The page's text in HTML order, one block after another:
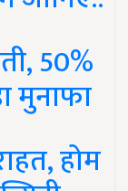
50%
मुनाफा
होम